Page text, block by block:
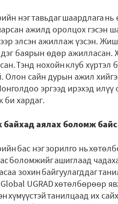
нэг тавьдаг шаардлага
ажилд оролцох гэсэн
элсэн ажиллаж үзсэн.
баярын өдөр
Тэнд нохойн клуб хүртэл
Олон сайн дурын ажил
эргээд ирэхэд
би хардаг.
байхад аялах боломж
бас нэг зорилго нь
боломжийг ашиглаад
зохин байгуулагддаг
UGRAD хөтөлбөрөөр
хүмүүстэй танилцаад их